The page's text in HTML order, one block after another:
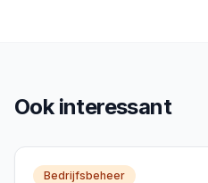
Ook interessant
Bedrijfsbeheer